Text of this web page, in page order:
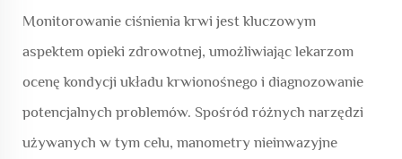
Monitorowanie ciśnienia krwi jest kluczowym
aspektem opieki zdrowotnej, umożliwiając lekarzom
ocenę kondycji układu krwionośnego i diagnozowanie
potencjalnych problemów. Spośród różnych narzędzi
używanych w tym celu, manometry nieinwazyjne